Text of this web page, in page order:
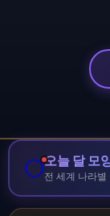
🌕오늘 달 모
전 세계 나라별